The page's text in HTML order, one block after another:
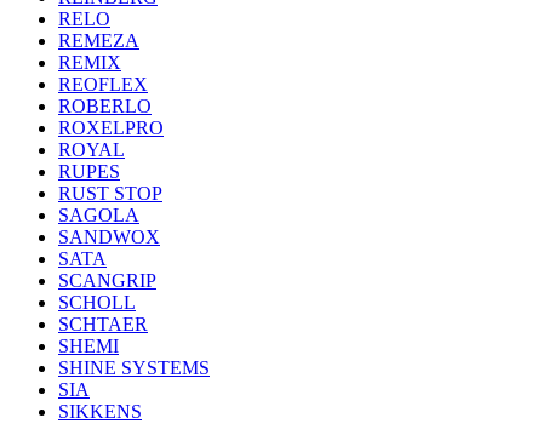
RELO
REMEZA
REMIX
REOFLEX
ROBERLO
ROXELPRO
ROYAL
RUPES
RUST STOP
SAGOLA
SANDWOX
SATA
SCANGRIP
SCHOLL
SCHTAER
SHEMI
SHINE SYSTEMS
SIA
SIKKENS